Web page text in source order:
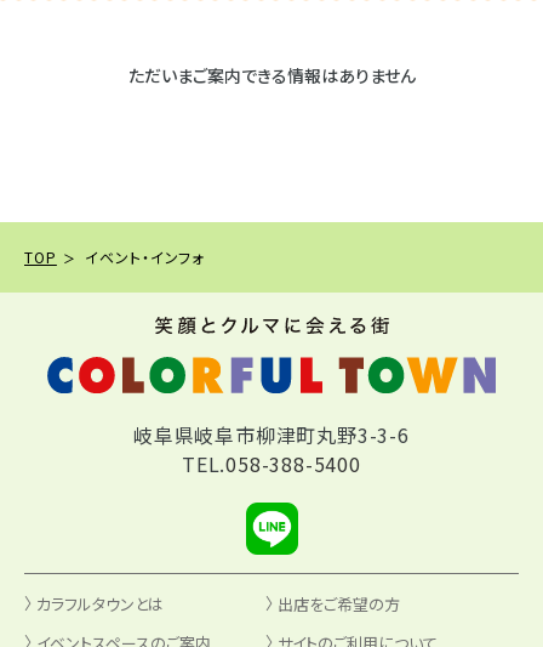
ただいまご案内できる情報はありません
TOP イベント・インフォ
岐阜県岐阜市柳津町丸野3-3-6
TEL.058-388-5400
カラフルタウンとは
出店をご希望の方